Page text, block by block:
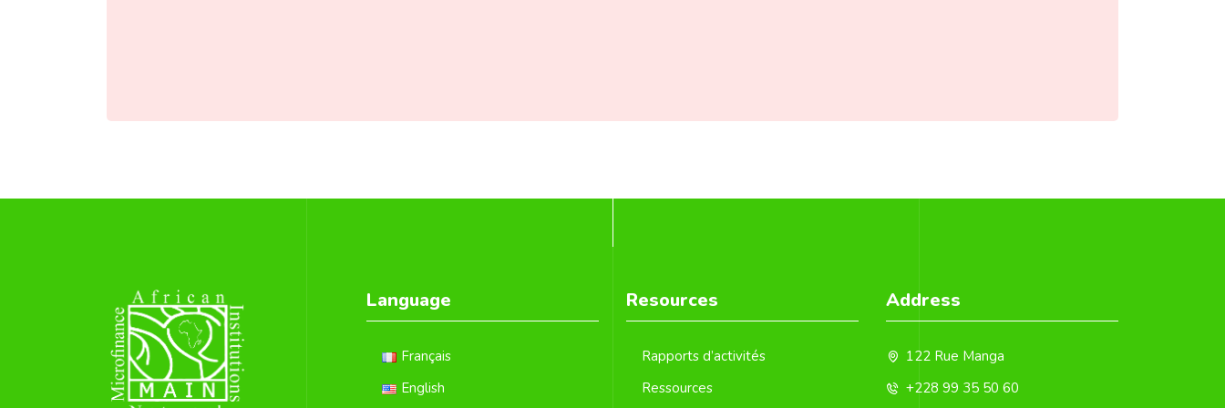
Language
Français
English
Resources
Rapports d’activités
Ressources
Address
122 Rue Manga
+228 99 35 50 60